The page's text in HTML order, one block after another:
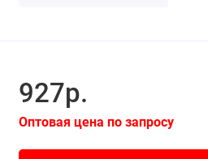
927р.
Оптовая цена по запросу